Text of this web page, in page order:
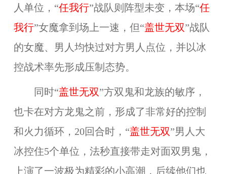
人单位，“任我行”战队则阵型未变，本场“任
我行”女魔拿到场上一速，但“盖世无双”战队
的女魔、男人均快过对方男人点位，并以冰
控战术率先形成压制态势。
同时“盖世无双”方双鬼和龙族的敏序，
也卡在对方龙鬼之前，形成了非常好的控制
和火力循环，20回合时， “盖世无双”男人大
冰控住5个单位，法秒直接带走对面双男鬼，
上演了一波极为精彩的小高潮，后续他们也